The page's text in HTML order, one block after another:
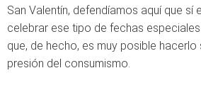
San Valentín, defendíamos aquí que sí
celebrar ese tipo de fechas
que, de hecho, es muy posible hacerlo
presión del consumismo.